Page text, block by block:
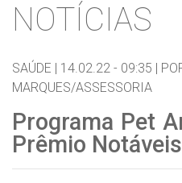
NOTÍCIAS
SAÚDE | 14.02.22 - 09:35 |
MARQUES/ASSESSORIA
Programa Pet
Prêmio